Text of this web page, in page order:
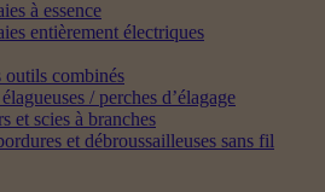
à essence
entièrement électriques
outils combinés
/ perches d’élagage
et scies à branches
et débroussailleuses sans fil